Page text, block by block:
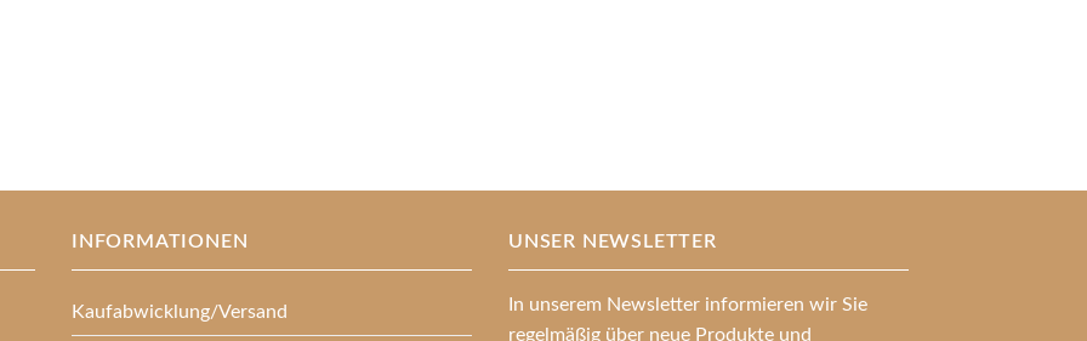
INFORMATIONEN
Kaufabwicklung/Versand
UNSER NEWSLETTER
In unserem Newsletter informieren wir Sie
regelmäßig über neue Produkte und